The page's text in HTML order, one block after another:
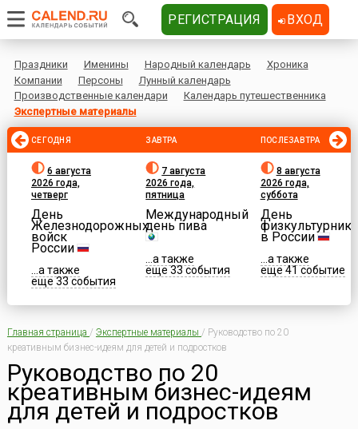
Праздники Именины Народный календарь
Хроника
Компании
Персоны
Лунный календарь
Производственные календари
Календарь путешественника
Экспертные материалы
СЕГОДНЯ
6 августа
2026 года,
четверг
День
Железнодорожных
войск
России
...а также
еще 33 события
ЗАВТРА
7 августа
2026 года,
пятница
Международный
день пива
...а также
еще 33 события
ПОСЛЕЗАВТРА
8 августа
2026 года,
суббота
День
физкультурника
в России
...а также
еще 41 событие
Главная страница / Экспертные материалы / Руководство по 20
креативным бизнес-идеям для детей и подростков
Руководство по 20
креативным бизнес-идеям
для детей и подростков
РЕГИСТРАЦИЯ ВХОД